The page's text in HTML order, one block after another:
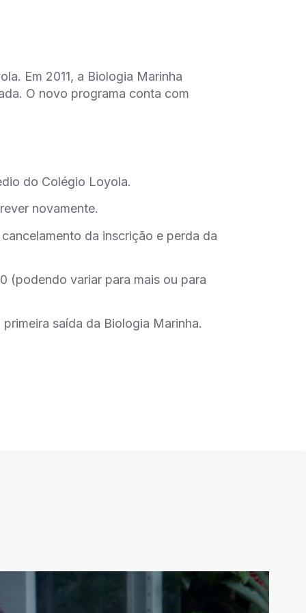
Em 2011, a Biologia Marinha
O novo programa conta com
do Colégio Loyola.
novamente.
da inscrição e perda da
(podendo variar para mais ou para
saída da Biologia Marinha.